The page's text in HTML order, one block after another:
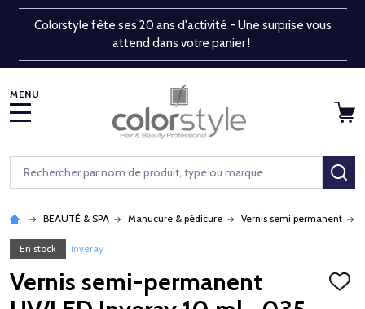
Colorstyle fête ses 20 ans d'activité - Une surprise vous
attend dans votre panier !
Rechercher
BEAUTÉ & SPA Manucure & pédicure Vernis semi permanent
En stock Inveray
Vernis semi-permanent